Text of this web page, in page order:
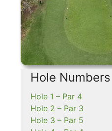
Hole Numbers
Hole 1 – Par 4
Hole 2 – Par 3
Hole 3 – Par 5